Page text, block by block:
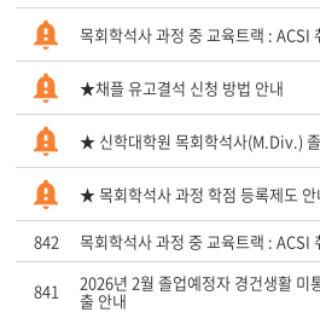
목회학석사 과정 중 교육트랙 : ACSI
★채플 유고결석 신청 방법 안내
★ 신학대학원 목회학석사(M.Div.)
★ 목회학석사 과정 학점 등록제도 안
842 목회학석사 과정 중 교육트랙 : ACSI
841 2026년 2월 졸업예정자 경건생활 미
출 안내